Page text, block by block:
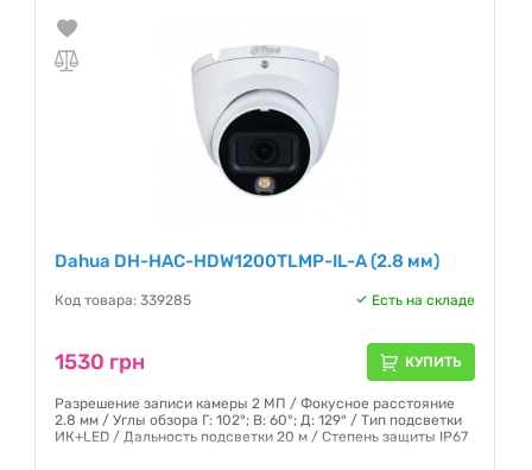
Dahua DH-HAC-HDW1200TLMP-IL-A (2.8 мм)
Код товара: 339285 Есть на складе
1530 грн КУПИТЬ
Разрешение записи камеры 2 МП / Фокусное расстояние
2.8 мм / Углы обзора Г: 102°; В: 60°; Д: 129° / Тип подсветки
ИК+LED / Дальность подсветки 20 м / Степень защиты IP67